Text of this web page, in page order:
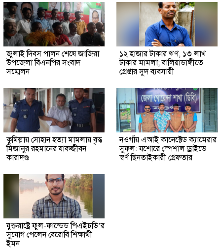
জুলাই দিবস পালন শেষে জাজিরা
উপজেলা বিএনপির সংবাদ
সম্মেলন
১২ হাজার টাকার ঋণ, ১৩ লাখ
টাকার মামলা; বালিয়াডাঙ্গীতে
গ্রেপ্তার সুদ ব্যবসায়ী
কুমিল্লায় সোহান হত্যা মামলায় বৃদ্ধ
মিজানুর রহমানের যাবজ্জীবন
কারাদণ্ড
নওগাঁয় এআই কানেক্টেড ক্যামেরার
সুফল: যশোরে স্পেশাল ড্রাইভে
স্বর্ণ ছিনতাইকারী গ্রেফতার
যুক্তরাষ্ট্রে ফুল-ফান্ডেড পিএইচডি’র
সুযোগ পেলেন বেরোবি শিক্ষার্থী
ইমন